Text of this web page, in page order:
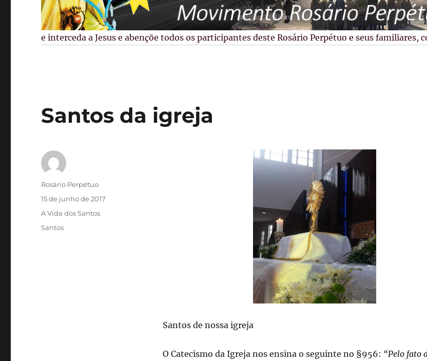
que interceda a Jesus e abençõe todos os participantes deste Rosário Perpétuo e seus
Santos da igreja
Santos de nossa igreja
O Catecismo da Igreja nos ensina o seguinte no §956: “Pelo fato
Autor
Rosário Perpétuo
Publicado
15 de junho de 2017
Categorias
A Vida dos Santos
Tags
Santos